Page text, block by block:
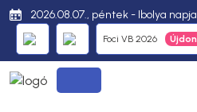
2026.08.07., péntek - Ibolya napja
Foci VB 2026